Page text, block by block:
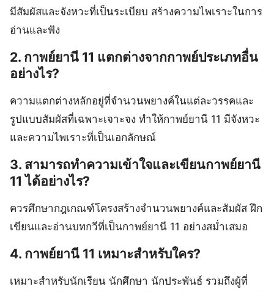
มีสัมผัสและจังหวะที่เป็นระเบียบ สร้างความไพเราะในการ
อ่านและฟัง
2. กาพย์ยานี 11 แตกต่างจากกาพย์ประเภทอื่น
อย่างไร?
ความแตกต่างหลักอยู่ที่จำนวนพยางค์ในแต่ละวรรคและ
รูปแบบสัมผัสที่เฉพาะเจาะจง ทำให้กาพย์ยานี 11 มีจังหวะ
และความไพเราะที่เป็นเอกลักษณ์
3. สามารถทำความเข้าใจและเขียนกาพย์ยานี
11 ได้อย่างไร?
ควรศึกษากฎเกณฑ์โครงสร้างจำนวนพยางค์และสัมผัส ฝึก
เขียนและอ่านบทกวีที่เป็นกาพย์ยานี 11 อย่างสม่ำเสมอ
4. กาพย์ยานี 11 เหมาะสำหรับใคร?
เหมาะสำหรับนักเรียน นักศึกษา นักประพันธ์ รวมถึงผู้ที่